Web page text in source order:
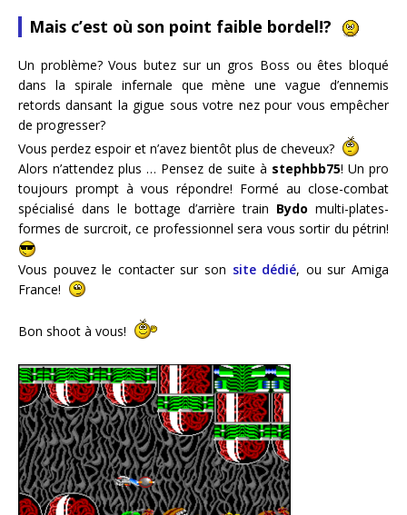
Mais c’est où son point faible bordel!?
Un problème? Vous butez sur un gros Boss ou êtes bloqué
dans la spirale infernale que mène une vague d’ennemis
retords dansant la gigue sous votre nez pour vous empêcher
de progresser?
Vous perdez espoir et n’avez bientôt plus de cheveux?
Alors n’attendez plus … Pensez de suite à stephbb75! Un pro
toujours prompt à vous répondre! Formé au close-combat
spécialisé dans le bottage d’arrière train Bydo multi-plates-
formes de surcroit, ce professionnel sera vous sortir du pétrin!
Vous pouvez le contacter sur son site dédié, ou sur Amiga
France!
Bon shoot à vous!